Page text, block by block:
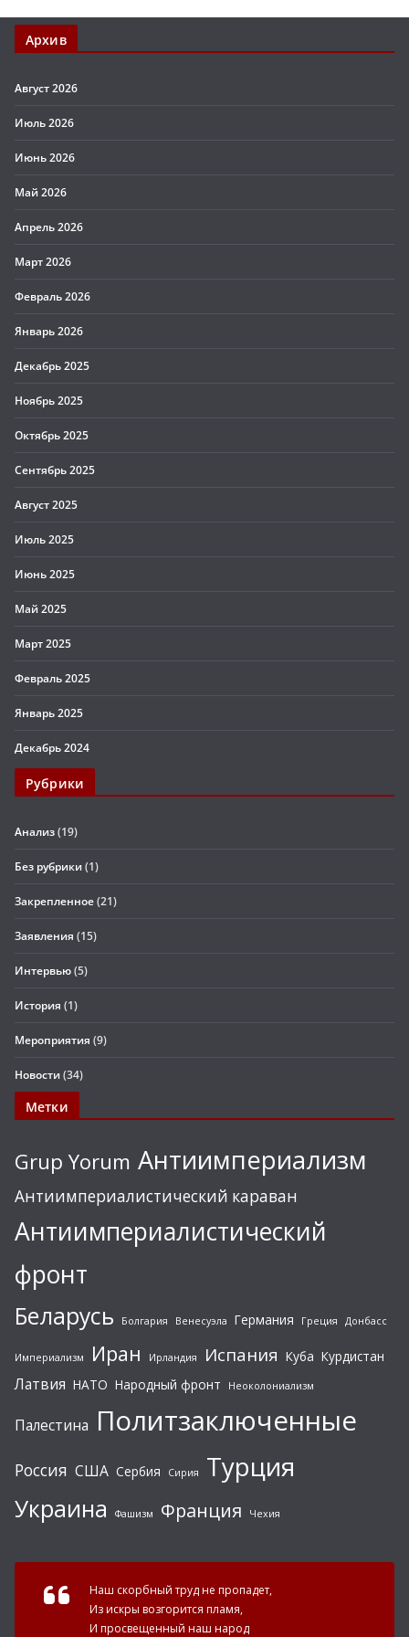
Архив
Август 2026
Июль 2026
Июнь 2026
Май 2026
Апрель 2026
Март 2026
Февраль 2026
Январь 2026
Декабрь 2025
Ноябрь 2025
Октябрь 2025
Сентябрь 2025
Август 2025
Июль 2025
Июнь 2025
Май 2025
Март 2025
Февраль 2025
Январь 2025
Декабрь 2024
Рубрики
Анализ(19)
Без рубрики(1)
Закрепленное(21)
Заявления (15)
Интервью(5)
История (1)
Мероприятия (9)
Новости(34)
Метки
Grup Yorum Антиимпериализм
Антиимпериалистический караван
Антиимпериалистический
фронт
Беларусь Болгария Венесуэла Германия Греция Донбасс
Империализм Иран Ирландия Испания Куба Курдистан
Латвия НАТО Народный фронт Неоколониализм
Палестина Политзаключенные
Россия США Сербия Сирия Турция
Украина Фашизм Франция Чехия
Наш скорбный труд не пропадет,
Из искры возгорится пламя,
И просвещенный наш народ